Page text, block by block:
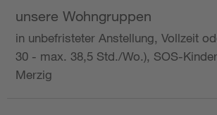
unsere Wohngruppen
in unbefristeter Anstellung, Vollzeit
30 - max. 38,5 Std./Wo.), SOS-
Merzig